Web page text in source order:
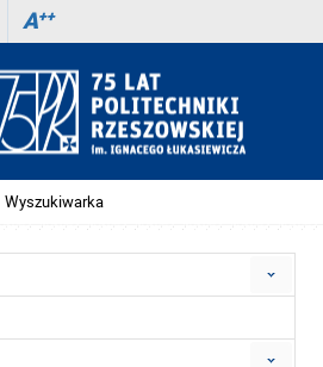
A++
Wyszukiwarka